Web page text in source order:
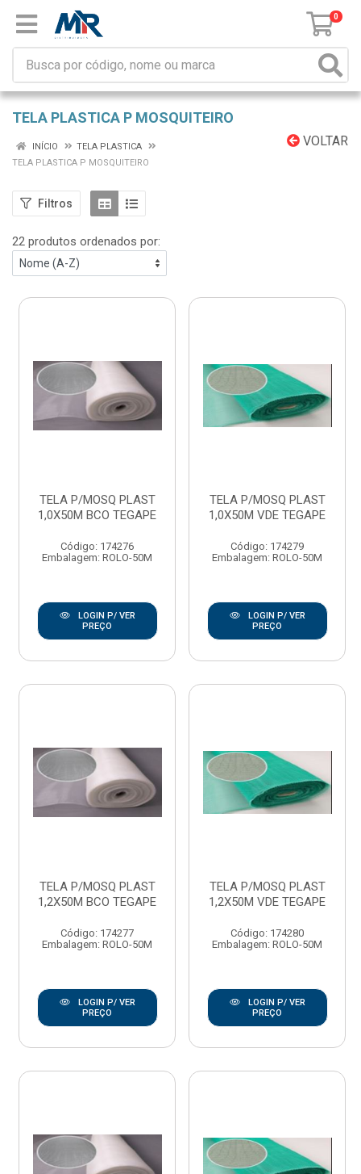
0
TELA PLASTICA P MOSQUITEIRO
VOLTAR
INÍCIO
TELA PLASTICA
TELA PLASTICA P MOSQUITEIRO
Filtros
22 produtos ordenados por:
TELA P/MOSQ PLAST
1,0X50M BCO TEGAPE
Código: 174276
Embalagem: ROLO-50M
LOGIN P/ VER
PREÇO
TELA P/MOSQ PLAST
1,0X50M VDE TEGAPE
Código: 174279
Embalagem: ROLO-50M
LOGIN P/ VER
PREÇO
TELA P/MOSQ PLAST
1,2X50M BCO TEGAPE
Código: 174277
Embalagem: ROLO-50M
LOGIN P/ VER
PREÇO
TELA P/MOSQ PLAST
1,2X50M VDE TEGAPE
Código: 174280
Embalagem: ROLO-50M
LOGIN P/ VER
PREÇO